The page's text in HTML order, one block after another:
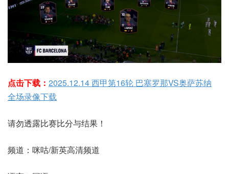
点击下载： 2025.12.14 西甲第16轮 巴塞罗那VS奥萨苏纳
全场录像下载
请勿透露比赛比分与结果！
频道：咪咕/新英高清频道